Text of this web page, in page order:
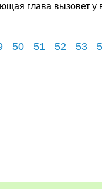
глава вызовет у
50 51 52 53